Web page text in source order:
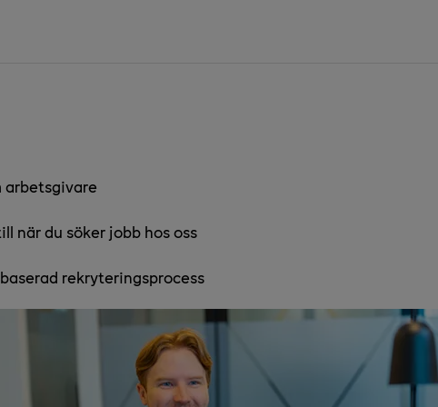
arbetsgivare
när du söker jobb hos oss
rekryteringsprocess